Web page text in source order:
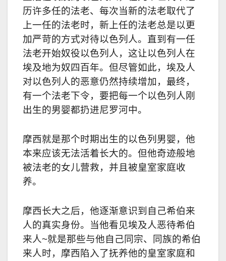
历许多任的法老、每次当新的法老取代了
上一任的法老时，新上任的法老总是以更
加严苛的方式对待以色列人。直到有一任
法老开始奴役以色列人，这让以色列人在
埃及地为奴四百年。但尽管如此，埃及人
对以色列人的恶意仍然持续增加，最终，
有一个法老下令，要把每一个以色列人刚
出生的男婴都扔进尼罗河中。
摩西就是那个时期出生的以色列男婴，他
本来应该无法活着长大的。但他奇迹般地
被法老的女儿营救，并且被皇室家庭收
养。
摩西长大之后，他逐渐意识到自己希伯来
人的真实身份。当他看见埃及人恶待希伯
来人~就是那些与他自己同宗、同族的希伯
来人时，摩西陷入了抚养他的皇室家庭和